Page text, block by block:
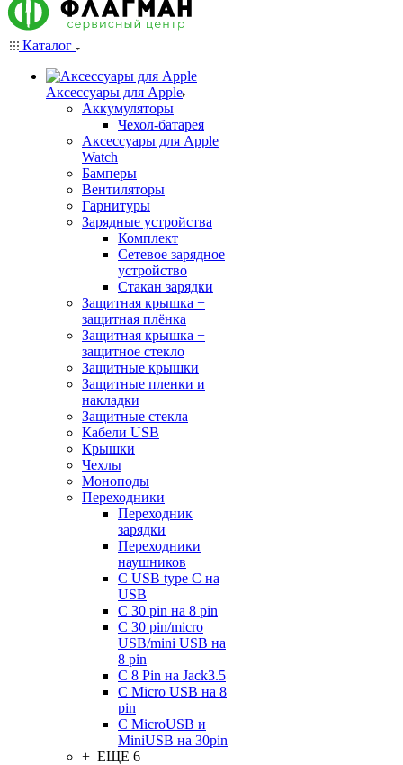
Каталог
Аксессуары для Apple
Аккумуляторы
Чехол-батарея
Аксессуары для Apple
Watch
Бамперы
Вентиляторы
Гарнитуры
Зарядные устройства
Комплект
Сетевое зарядное
устройство
Стакан зарядки
Защитная крышка +
защитная плёнка
Защитная крышка +
защитное стекло
Защитные крышки
Защитные пленки и
накладки
Защитные стекла
Кабели USB
Крышки
Чехлы
Моноподы
Переходники
Переходник
зарядки
Переходники
наушников
С USB type C на
USB
С 30 pin на 8 pin
С 30 pin/micro
USB/mini USB на
8 pin
С 8 Pin на Jack3.5
С Micro USB на 8
pin
С MicroUSB и
MiniUSB на 30pin
+ ЕЩЕ 6